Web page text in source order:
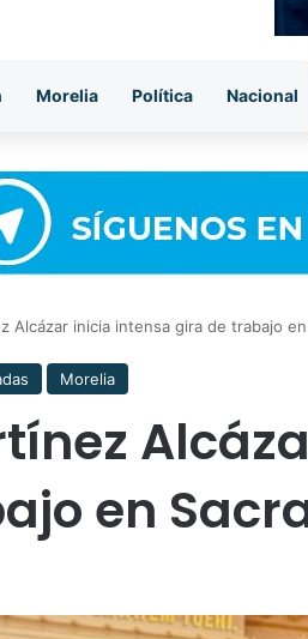
Morelia Política Nacional
Alcázar inicia intensa gira de trabajo
Morelia
en